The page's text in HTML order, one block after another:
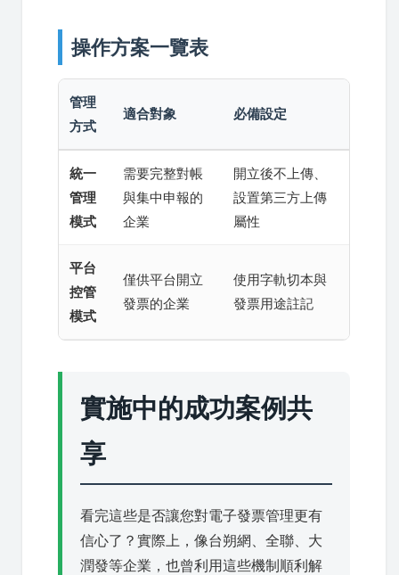
操作方案一覽表
管理
方式
適合對象 必備設定
統一
管理
模式
需要完整對帳
與集中申報的
企業
開立後不上傳、
設置第三方上傳
屬性
平台
控管
模式
僅供平台開立
發票的企業
使用字軌切本與
發票用途註記
實施中的成功案例共
享
看完這些是否讓您對電子發票管理更有
信心了？實際上，像台朔網、全聯、大
潤發等企業，也曾利用這些機制順利解